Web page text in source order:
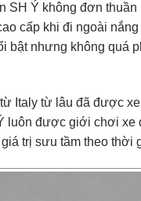
SH Ý không đơn
cấp khi đi ngoài
bật nhưng không
Italy từ lâu đã được
luôn được giới chơi
trị sưu tầm theo thời